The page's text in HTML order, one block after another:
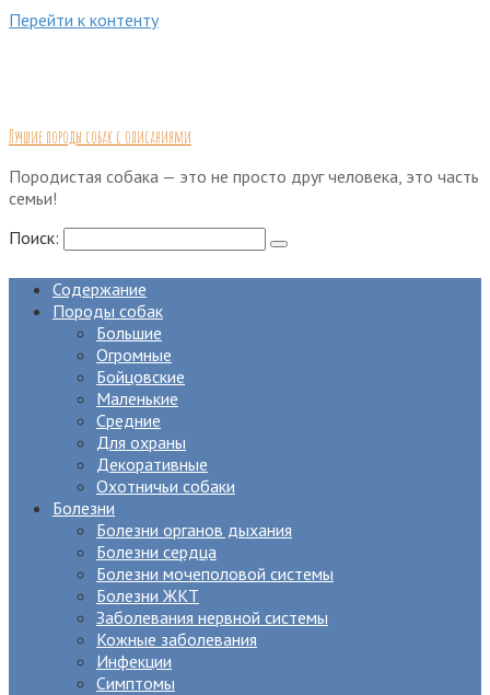
Перейти к контенту
Лучшие породы собак с описаниями
Породистая собака — это не просто друг человека, это часть
семьи!
Поиск:
Содержание
Породы собак
Большие
Огромные
Бойцовские
Маленькие
Средние
Для охраны
Декоративные
Охотничьи собаки
Болезни
Болезни органов дыхания
Болезни сердца
Болезни мочеполовой системы
Болезни ЖКТ
Заболевания нервной системы
Кожные заболевания
Инфекции
Симптомы